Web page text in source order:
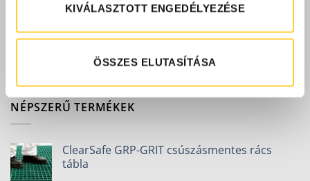
KIVÁLASZTOTT ENGEDÉLYEZÉSE
ÖSSZES ELUTASÍTÁSA
CleanZone szennyfogó szőnyeg
NÉPSZERŰ TERMÉKEK
ClearSafe GRP-GRIT csúszásmentes rács
tábla